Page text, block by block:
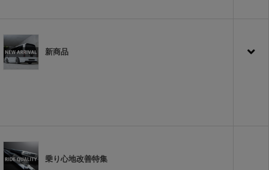
新商品
乗り心地改善特集